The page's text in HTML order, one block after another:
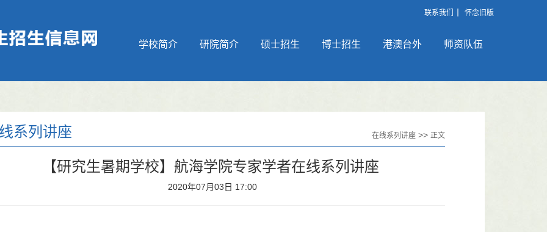
联系我们 怀念旧版
学校简介 研院简介 硕士招生 博士招生 港澳台外 师资队伍
系列讲座 在线系列讲座 >> 正文
【研究生暑期学校】航海学院专家学者在线系列讲座
2020年07月03日 17:00